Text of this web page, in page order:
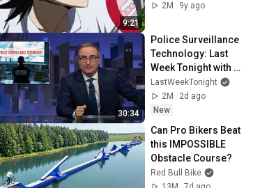
9:21
2M
9y ago
30:34
Police Surveillance
Technology: Last
Week Tonight with
John Oliver (HBO)
LastWeekTonight
2M
2d ago
New
Can Pro Bikers Beat
this IMPOSSIBLE
Obstacle Course?
Red Bull Bike